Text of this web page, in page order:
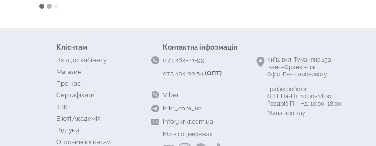
Клієнтам
Вхід до кабінету
Магазин
Про нас
Сертифікати
ТЗК
Б'юті Академія
Відгуки
Оптовим клієнтам
Контактна інформація
073 464-21-99
073 404 00 54 (ОПТ)
Viber
krkr_com_ua
info@krkr.com.ua
Київ, вул. Туманяна 15а
Івано-Франківськ
Офіс. Без самовивозу.
Графік роботи:
ОПТ Пн-Пт: 10:00–18:00
Роздріб Пн-Нд: 10:00–18:00
Мапа проїзду
Ми в соцмережах